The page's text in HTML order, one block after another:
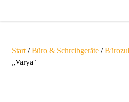
Start /Büro & Schreibgeräte /
„Varya“